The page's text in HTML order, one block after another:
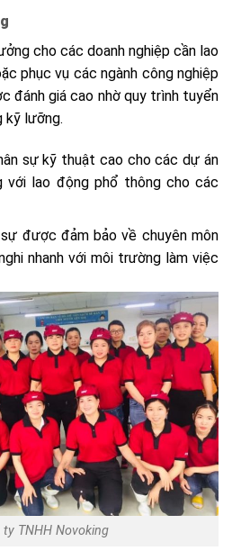
cho các doanh nghiệp cần lao
phục vụ các ngành công nghiệp
đánh giá cao nhờ quy trình tuyển
kỹ lưỡng.
sự kỹ thuật cao cho các dự án
với lao động phổ thông cho các
được đảm bảo về chuyên môn
nhanh với môi trường làm việc
ty TNHH Novoking